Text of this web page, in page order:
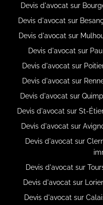
Devis d'avocat sur
Devis d'avocat sur
Devis d'avocat sur
Devis d'avocat sur
Devis d'avocat sur
Devis d'avocat sur
Devis d'avocat sur
Devis d'avocat sur St-
Devis d'avocat sur
Devis d'avocat sur
Devis d'avocat sur
Devis d'avocat sur
Devis d'avocat sur